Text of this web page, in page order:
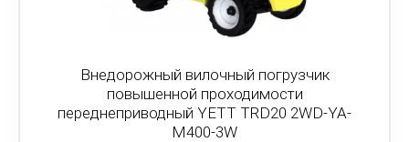
Внедорожный вилочный погрузчик
повышенной проходимости
переднеприводный YETT TRD20 2WD-YA-
M400-3W